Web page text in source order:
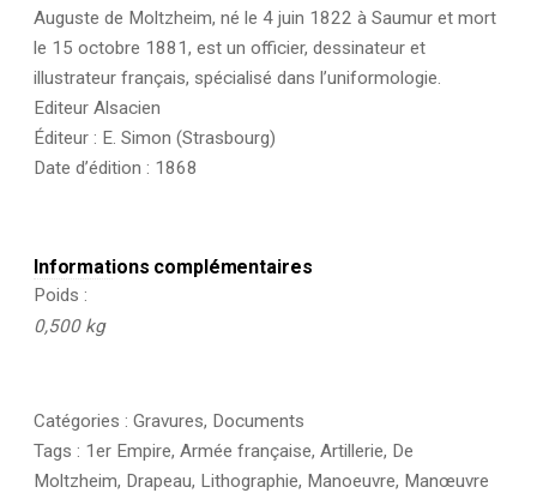
Auguste de Moltzheim, né le 4 juin 1822 à Saumur et mort
le 15 octobre 1881, est un officier, dessinateur et
illustrateur français, spécialisé dans l’uniformologie.
Editeur Alsacien
Éditeur : E. Simon (Strasbourg)
Date d’édition : 1868
Informations complémentaires
Poids
0,500 kg
Catégories : Gravures, Documents
Tags : 1er Empire, Armée française, Artillerie, De
Moltzheim, Drapeau, Lithographie, Manoeuvre, Manœuvre